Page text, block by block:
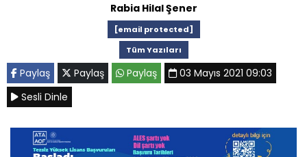
Rabia Hilal Şener
[email protected]
Tüm Yazıları
Paylaş Paylaş Paylaş
03 Mayıs 2021 09:03
Sesli Dinle